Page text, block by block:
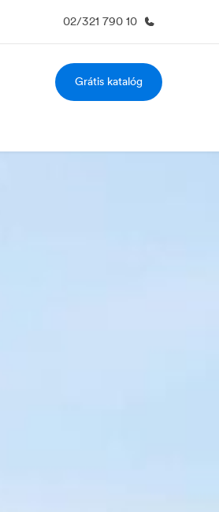
02/321 790 10
Kariéra v EF
Grátis katalóg